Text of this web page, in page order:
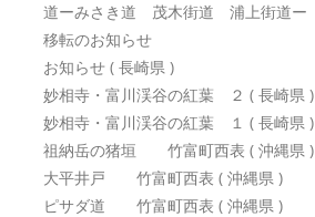
道ーみさき道 茂木街道 浦上街道ー
移転のお知らせ
お知らせ ( 長崎県 )
妙相寺・富川渓谷の紅葉 ２ ( 長崎県 )
妙相寺・富川渓谷の紅葉 １ ( 長崎県 )
祖納岳の猪垣 竹富町西表 ( 沖縄県 )
大平井戸 竹富町西表 ( 沖縄県 )
ピサダ道 竹富町西表 ( 沖縄県 )